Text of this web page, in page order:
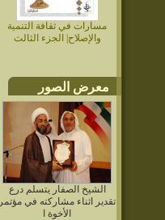
مسارات في ثقافة التنمية
والإصلاح| الجزء الثالث
معرض الصور
الشيخ الصفار يتسلم درع
تقدير اثناء مشاركته في مؤتمر
الأخوة ا